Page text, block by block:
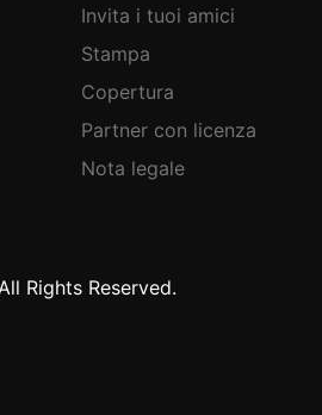
Invita i tuoi amici
Stampa
Copertura
Partner con licenza
Nota legale
Rights Reserved.